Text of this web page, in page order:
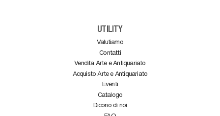
UTILITY
Valutiamo
Contatti
Vendita Arte e Antiquariato
Acquisto Arte e Antiquariato
Eventi
Catalogo
Dicono di noi